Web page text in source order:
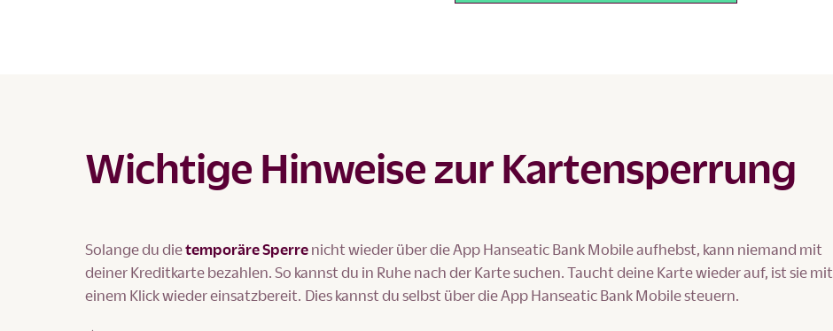
Wichtige Hinweise zur Kartensperrung
Solange du dietemporäre Sperre nicht wieder über die App Hanseatic Bank Mobile aufhebst, kann niemand mit
deiner Kreditkarte bezahlen. So kannst du in Ruhe nach der Karte suchen. Taucht deine Karte wieder auf, ist sie mit
einem Klick wieder einsatzbereit. Dies kannst du selbst über die App Hanseatic Bank Mobile steuern.